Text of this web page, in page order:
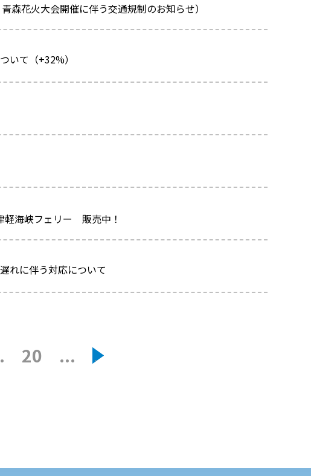
花火大会開催に伴う交通規制のお知らせ）
いて（+32%）
軽海峡フェリー 販売中！
れに伴う対応について
20 ... »